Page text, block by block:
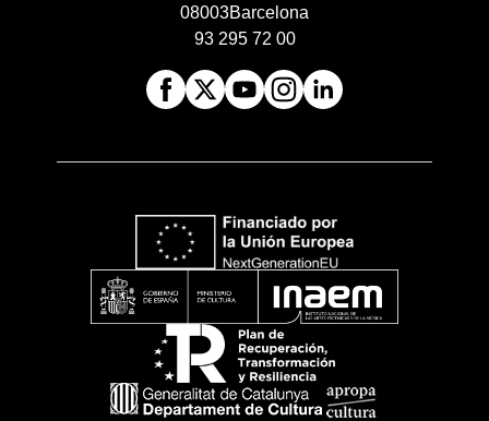
08003Barcelona
93 295 72 00